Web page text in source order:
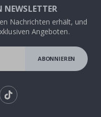
NEWSLETTER
Nachrichten erhält, und
Angeboten.
ABONNIEREN